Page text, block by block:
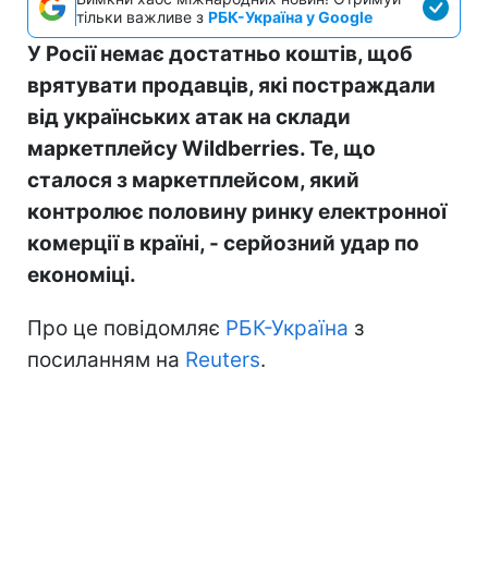
тільки важливе з РБК-Україна у Google
У Росії немає достатньо коштів, щоб
врятувати продавців, які постраждали
від українських атак на склади
маркетплейсу Wildberries. Те, що
сталося з маркетплейсом, який
контролює половину ринку електронної
комерції в країні, - серйозний удар по
економіці.
Про це повідомляє РБК-Україна з
посиланням на Reuters.